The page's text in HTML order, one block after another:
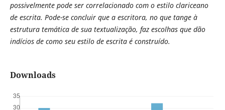
possivelmente pode ser correlacionado com o estilo clariceano
de escrita. Pode-se concluir que a escritora, no que tange à
estrutura temática de sua textualização, faz escolhas que dão
indícios de como seu estilo de escrita é construído.
Downloads